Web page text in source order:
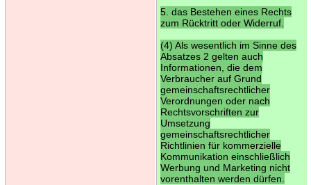
5. das Bestehen eines Rechts
zum Rücktritt oder Widerruf.
(4) Als wesentlich im Sinne des
Absatzes 2 gelten auch
Informationen, die dem
Verbraucher auf Grund
gemeinschaftsrechtlicher
Verordnungen oder nach
Rechtsvorschriften zur
Umsetzung
gemeinschaftsrechtlicher
Richtlinien für kommerzielle
Kommunikation einschließlich
Werbung und Marketing nicht
vorenthalten werden dürfen.